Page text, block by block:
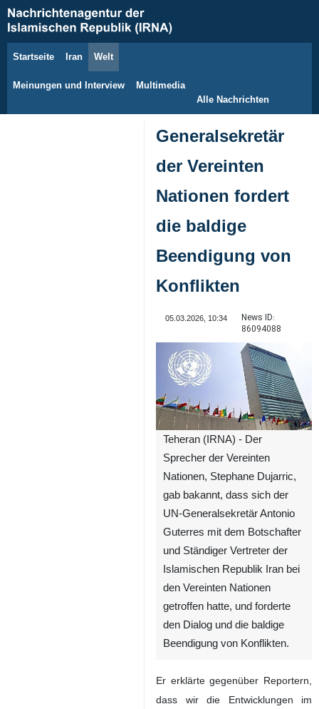
Startseite Iran Welt
Meinungen und Interview
Multimedia
Alle Nachrichten
Generalsekretär
der Vereinten
Nationen fordert
die baldige
Beendigung von
Konflikten
05.03.2026, 10:34
News ID:
86094088
Teheran (IRNA) - Der
Sprecher der Vereinten
Nationen, Stephane Dujarric,
gab bakannt, dass sich der
UN-Generalsekretär Antonio
Guterres mit dem Botschafter
und Ständiger Vertreter der
Islamischen Republik Iran bei
den Vereinten Nationen
getroffen hatte, und forderte
den Dialog und die baldige
Beendigung von Konflikten.
Er erklärte gegenüber Reportern,
dass wir die Entwicklungen im